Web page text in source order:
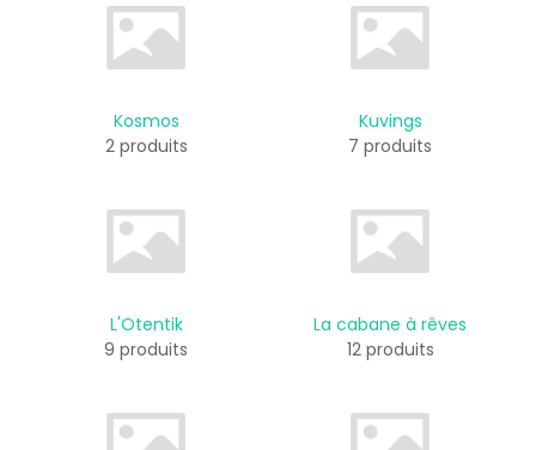
Kosmos
2 produits
Kuvings
7 produits
L'Otentik
9 produits
La cabane à rêves
12 produits